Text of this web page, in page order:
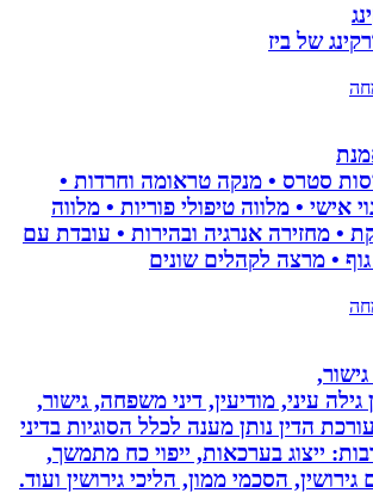
של ביז
• מנקה טראומה וחרדות •
• מלווה טיפולי פוריות • מלווה
אנרגיה ובהירות • עובדת עם
עיני, מודיעין, דיני משפחה, גישור,
נותן מענה לכלל הסוגיות בדיני
בערכאות, ייפוי כח מתמשך,
הסכמי ממון, הליכי גירושין ועוד.